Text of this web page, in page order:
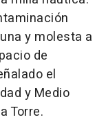
y molesta a
de
el
y Medio
Torre.